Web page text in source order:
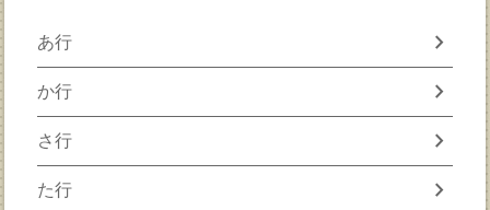
あ行 chevron_right
か行 chevron_right
さ行 chevron_right
た行 chevron_right